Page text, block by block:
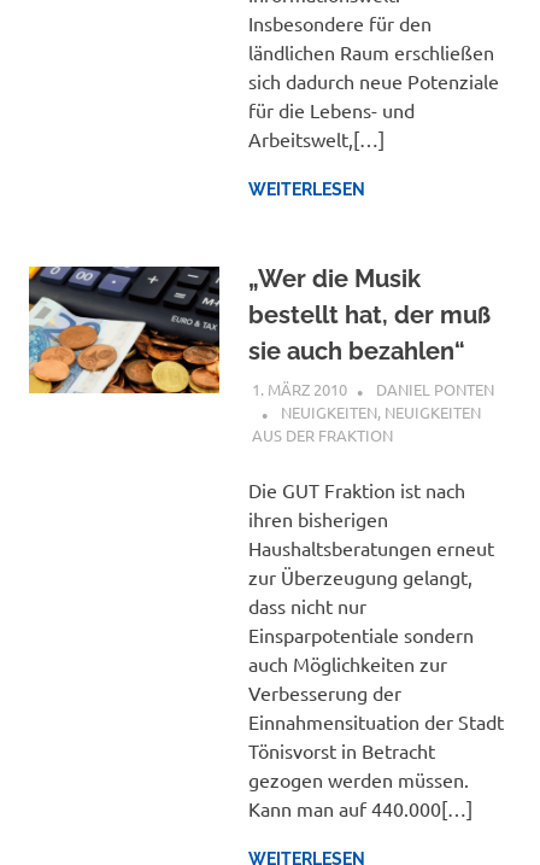
Insbesondere für den
ländlichen Raum erschließen
sich dadurch neue Potenziale
für die Lebens- und
Arbeitswelt,[…]
WEITERLESEN
„Wer die Musik
bestellt hat, der muß
sie auch bezahlen“
1. MÄRZ 2010
DANIEL PONTEN
NEUIGKEITEN, NEUIGKEITEN
AUS DER FRAKTION
Die GUT Fraktion ist nach
ihren bisherigen
Haushaltsberatungen erneut
zur Überzeugung gelangt,
dass nicht nur
Einsparpotentiale sondern
auch Möglichkeiten zur
Verbesserung der
Einnahmensituation der Stadt
Tönisvorst in Betracht
gezogen werden müssen.
Kann man auf 440.000[…]
WEITERLESEN